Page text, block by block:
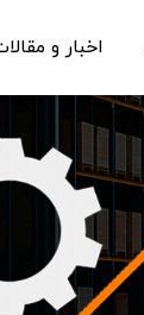
اخبار و